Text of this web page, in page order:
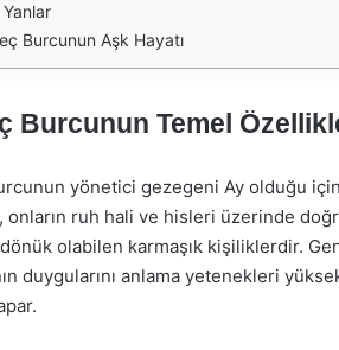
Yanlar
Burcunun Aşk Hayatı
Burcunun Temel
yönetici gezegeni Ay olduğu
onların ruh hali ve hisleri üzerinde
dönük olabilen karmaşık kişiliklerdir.
duygularını anlama yetenekleri